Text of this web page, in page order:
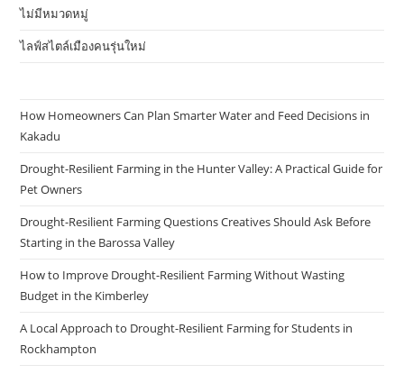
ไม่มีหมวดหมู่
ไลฟ์สไตล์เมืองคนรุ่นใหม่
How Homeowners Can Plan Smarter Water and Feed Decisions in
Kakadu
Drought-Resilient Farming in the Hunter Valley: A Practical Guide for
Pet Owners
Drought-Resilient Farming Questions Creatives Should Ask Before
Starting in the Barossa Valley
How to Improve Drought-Resilient Farming Without Wasting
Budget in the Kimberley
A Local Approach to Drought-Resilient Farming for Students in
Rockhampton